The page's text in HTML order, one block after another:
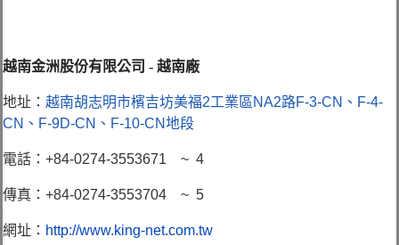
越南金洲股份有限公司 - 越南廠
地址： 越南胡志明市檳吉坊美福2工業區NA2路F-3-CN、F-4-
CN、F-9D-CN、F-10-CN地段
電話：+84-0274-3553671 ~ 4
傳真：+84-0274-3553704 ~ 5
網址： http://www.king-net.com.tw